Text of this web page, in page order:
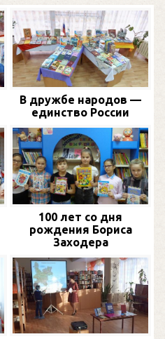
В дружбе народов —
единство России
100 лет со дня
рождения Бориса
Заходера